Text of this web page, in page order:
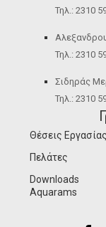
Τηλ.: 2310
Τηλ.: 2310
Σιδηράς
Τηλ.: 2310
Θέσεις Εργασίας
Πελάτες
Downloads
Aquarams